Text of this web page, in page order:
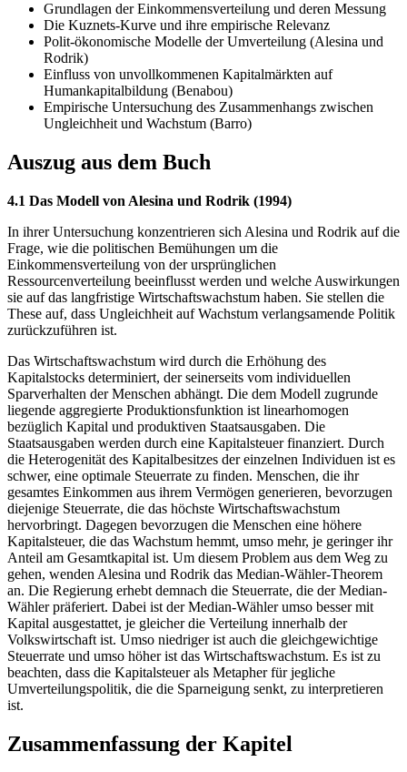
Grundlagen der Einkommensverteilung und deren Messung
Die Kuznets-Kurve und ihre empirische Relevanz
Polit-ökonomische Modelle der Umverteilung (Alesina und
Rodrik)
Einfluss von unvollkommenen Kapitalmärkten auf
Humankapitalbildung (Benabou)
Empirische Untersuchung des Zusammenhangs zwischen
Ungleichheit und Wachstum (Barro)
Auszug aus dem Buch
4.1 Das Modell von Alesina und Rodrik (1994)
In ihrer Untersuchung konzentrieren sich Alesina und Rodrik auf die
Frage, wie die politischen Bemühungen um die
Einkommensverteilung von der ursprünglichen
Ressourcenverteilung beeinflusst werden und welche Auswirkungen
sie auf das langfristige Wirtschaftswachstum haben. Sie stellen die
These auf, dass Ungleichheit auf Wachstum verlangsamende Politik
zurückzuführen ist.
Das Wirtschaftswachstum wird durch die Erhöhung des
Kapitalstocks determiniert, der seinerseits vom individuellen
Sparverhalten der Menschen abhängt. Die dem Modell zugrunde
liegende aggregierte Produktionsfunktion ist linearhomogen
bezüglich Kapital und produktiven Staatsausgaben. Die
Staatsausgaben werden durch eine Kapitalsteuer finanziert. Durch
die Heterogenität des Kapitalbesitzes der einzelnen Individuen ist es
schwer, eine optimale Steuerrate zu finden. Menschen, die ihr
gesamtes Einkommen aus ihrem Vermögen generieren, bevorzugen
diejenige Steuerrate, die das höchste Wirtschaftswachstum
hervorbringt. Dagegen bevorzugen die Menschen eine höhere
Kapitalsteuer, die das Wachstum hemmt, umso mehr, je geringer ihr
Anteil am Gesamtkapital ist. Um diesem Problem aus dem Weg zu
gehen, wenden Alesina und Rodrik das Median-Wähler-Theorem
an. Die Regierung erhebt demnach die Steuerrate, die der Median-
Wähler präferiert. Dabei ist der Median-Wähler umso besser mit
Kapital ausgestattet, je gleicher die Verteilung innerhalb der
Volkswirtschaft ist. Umso niedriger ist auch die gleichgewichtige
Steuerrate und umso höher ist das Wirtschaftswachstum. Es ist zu
beachten, dass die Kapitalsteuer als Metapher für jegliche
Umverteilungspolitik, die die Sparneigung senkt, zu interpretieren
ist.
Zusammenfassung der Kapitel